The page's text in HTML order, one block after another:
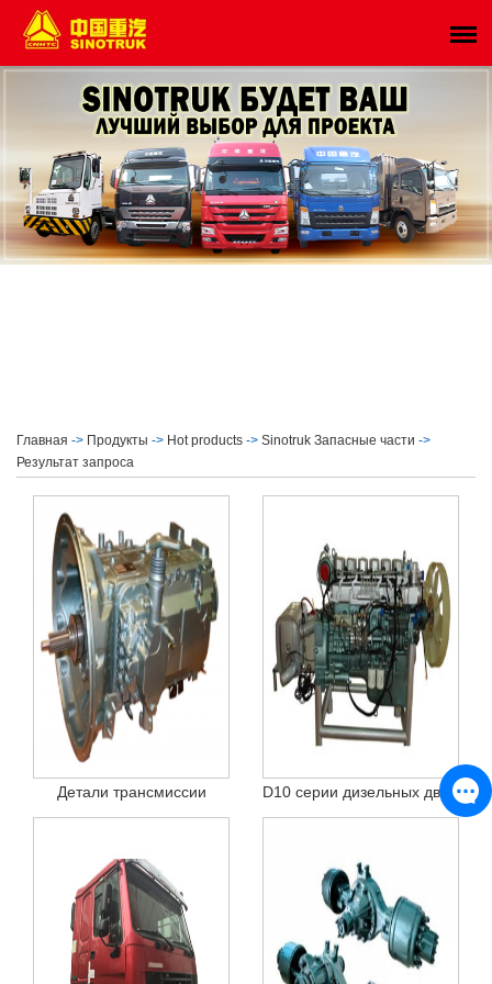
Главная -> Продукты -> Hot products -> Sinotruk Запасные части ->
Результат запроса
Детали трансмиссии D10 серии дизельных двигателей